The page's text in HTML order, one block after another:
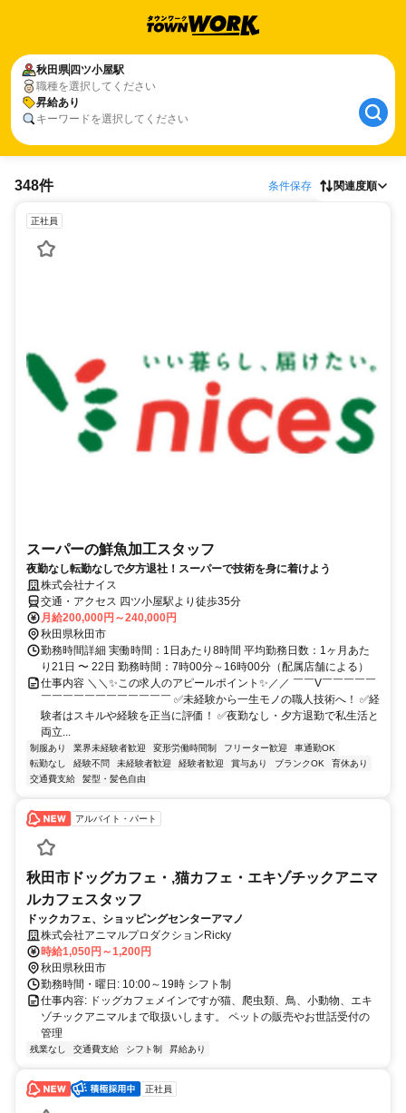
秋田県 四ツ小屋駅
職種を選択してください
昇給あり
キーワードを選択してください
348件 条件保存 関連度順
正社員
スーパーの鮮魚加工スタッフ
夜勤なし転勤なしで夕方退社！スーパーで技術を身に着けよう
株式会社ナイス
交通・アクセス 四ツ小屋駅より徒歩35分
月給200,000円～240,000円
秋田県秋田市
勤務時間詳細 実働時間：1日あたり8時間 平均勤務日数：1ヶ月あた
り21日 〜 22日 勤務時間：7時00分～16時00分（配属店舗による）
仕事内容 ＼＼✨この求人のアピールポイント✨／／ ￣￣V￣￣￣￣￣
￣￣￣￣￣￣￣￣￣￣￣￣ ✅未経験から一生モノの職人技術へ！ ✅経
験者はスキルや経験を正当に評価！ ✅夜勤なし・夕方退勤で私生活と
両立...
制服あり 業界未経験者歓迎 変形労働時間制 フリーター歓迎
車通勤OK
転勤なし
経験不問 未経験者歓迎 経験者歓迎 賞与あり ブランクOK
育休あり
交通費支給
髪型・髪色自由
アルバイト・パート
秋田市ドッグカフェ・,猫カフェ・エキゾチックアニマ
ルカフェスタッフ
ドックカフェ、ショッピングセンターアマノ
株式会社アニマルプロダクションRicky
時給1,050円～1,200円
秋田県秋田市
勤務時間・曜日: 10:00～19時 シフト制
仕事内容: ドッグカフェメインですが猫、爬虫類、鳥、小動物、エキ
ゾチックアニマルまで取扱いします。 ペットの販売やお世話受付の
管理
残業なし 交通費支給 シフト制 昇給あり
正社員